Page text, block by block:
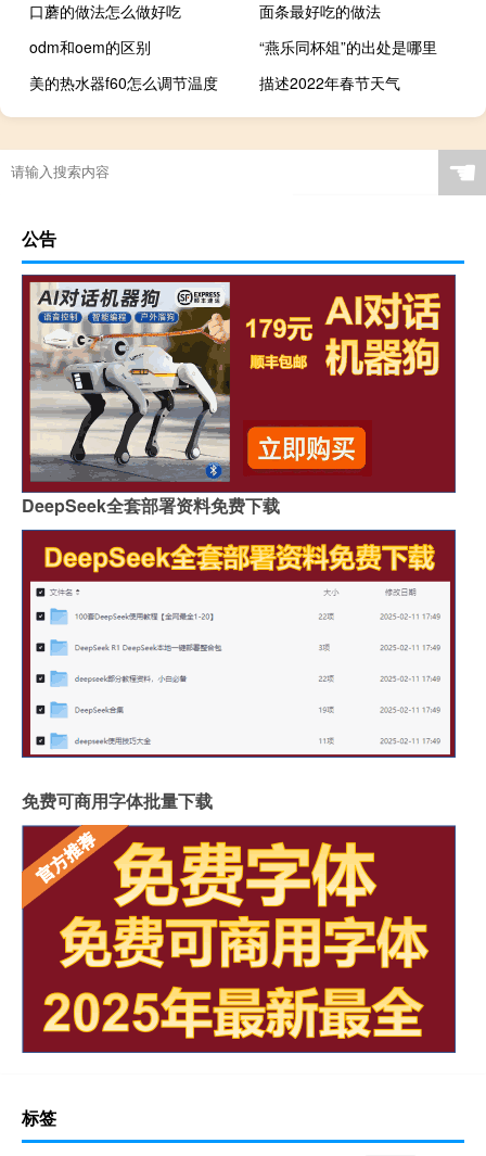
口蘑的做法怎么做好吃
面条最好吃的做法
odm和oem的区别
“燕乐同杯俎”的出处是哪里
美的热水器f60怎么调节温度
描述2022年春节天气
☚
公告
DeepSeek全套部署资料免费下载
免费可商用字体批量下载
标签